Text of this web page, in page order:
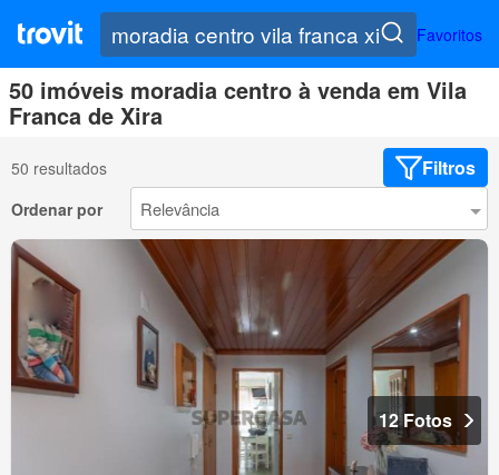
Favoritos
50 imóveis moradia centro à venda em Vila
Franca de Xira
50 resultados Filtros
Ordenar por
12 Fotos